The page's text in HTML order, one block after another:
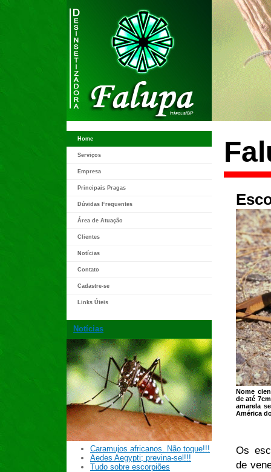
Home
Serviços
Empresa
Principais Pragas
Dúvidas Frequentes
Área de Atuação
Clientes
Notícias
Contato
Cadastre-se
Links Úteis
Notícias
Caramujos africanos. Não toque!!!
Aedes Aegypti; previna-sel!!!
Tudo sobre escorpiões
Nome
de até
amarela
América
Os
de